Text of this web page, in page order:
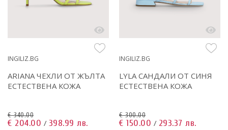
INGILIZ.BG
ARIANA ЧЕХЛИ ОТ ЖЪЛТА
ЕСТЕСТВЕНА КОЖА
€ 340.00
€ 204.00 / 398.99 лв.
INGILIZ.BG
LYLA САНДАЛИ ОТ СИНЯ
ЕСТЕСТВЕНА КОЖА
€ 300.00
€ 150.00 / 293.37 лв.